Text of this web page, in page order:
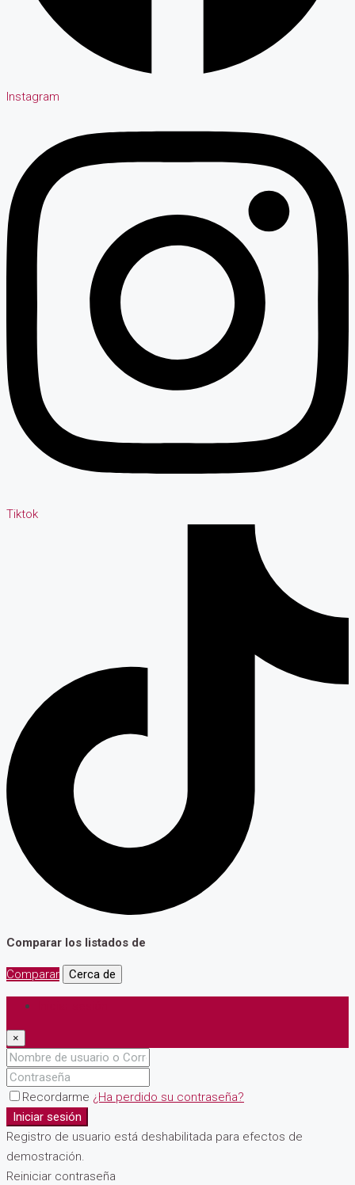
Instagram
Tiktok
Comparar los listados de
Comparar Cerca de
×
Recordarme ¿Ha perdido su contraseña?
Iniciar sesión
Registro de usuario está deshabilitada para efectos de
demostración.
Reiniciar contraseña